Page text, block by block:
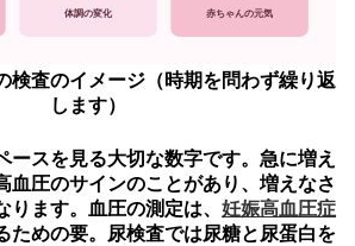
体調の変化 赤ちゃんの元気
検査のイメージ（時期を問わず繰り返
します）
ースを見る大切な数字です。急に増え
血圧のサインのことがあり、増えなさ
ります。血圧の測定は、 妊娠高血圧症
ための要。尿検査では尿糖と尿蛋白を